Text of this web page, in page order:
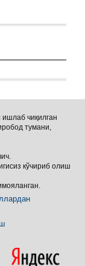
чиқилган
тумани,
кўчириб олиш